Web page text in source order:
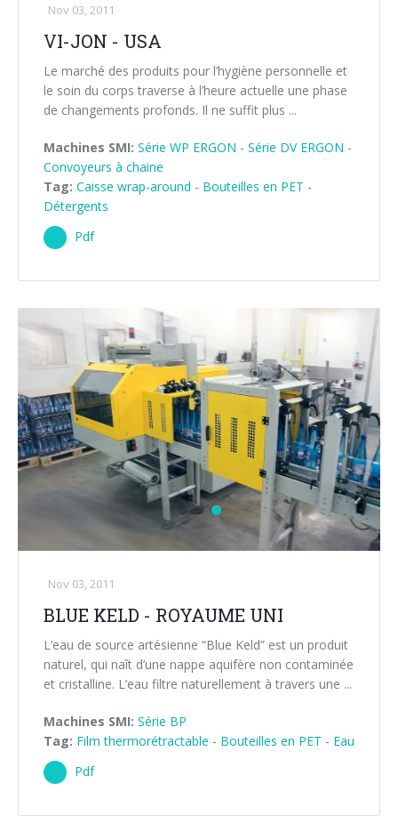
Nov 03, 2011
VI-JON - USA
Le marché des produits pour l’hygiène personnelle et
le soin du corps traverse à l’heure actuelle une phase
de changements profonds. Il ne suffit plus ...
Machines SMI: Série WP ERGON - Série DV ERGON -
Convoyeurs à chaine
Tag: Caisse wrap-around - Bouteilles en PET -
Détergents
Pdf
Nov 03, 2011
BLUE KELD - ROYAUME UNI
L’eau de source artésienne “Blue Keld” est un produit
naturel, qui naît d’une nappe aquifère non contaminée
et cristalline. L’eau filtre naturellement à travers une ...
Machines SMI: Série BP
Tag: Film thermorétractable - Bouteilles en PET - Eau
Pdf